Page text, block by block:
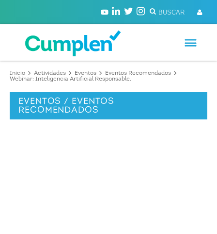
Inicio Actividades Eventos
Eventos Recomendados
Webinar: Inteligencia Artificial Responsable.
EVENTOS / EVENTOS
RECOMENDADOS